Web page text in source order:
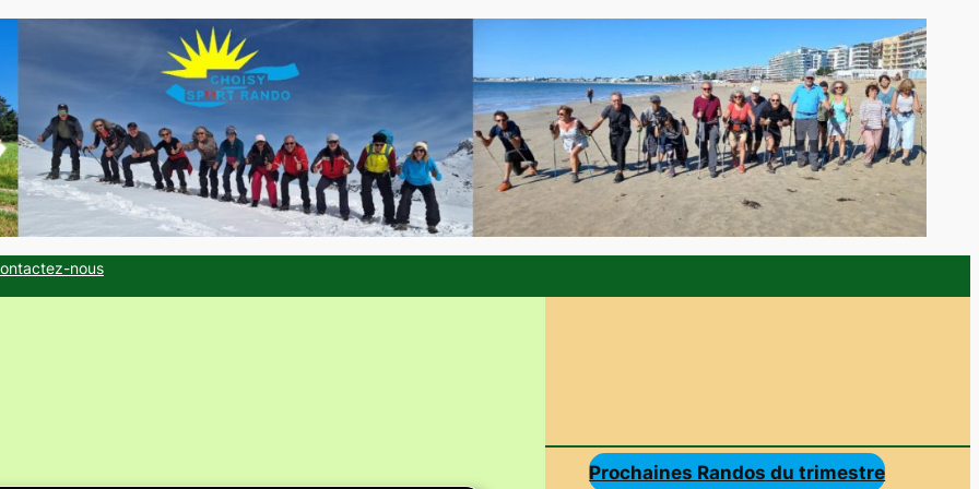
nous
Prochaines Randos du trimestre